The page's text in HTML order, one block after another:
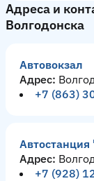
Адреса и
Волгодонска
Автовокзал
Адрес:
+7 (863)
Адрес:
+7 (928)